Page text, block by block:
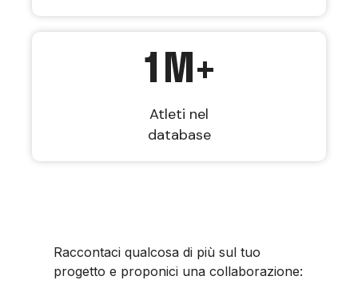
1M+
Atleti nel
database
Raccontaci qualcosa di più sul tuo
progetto e proponici una collaborazione: